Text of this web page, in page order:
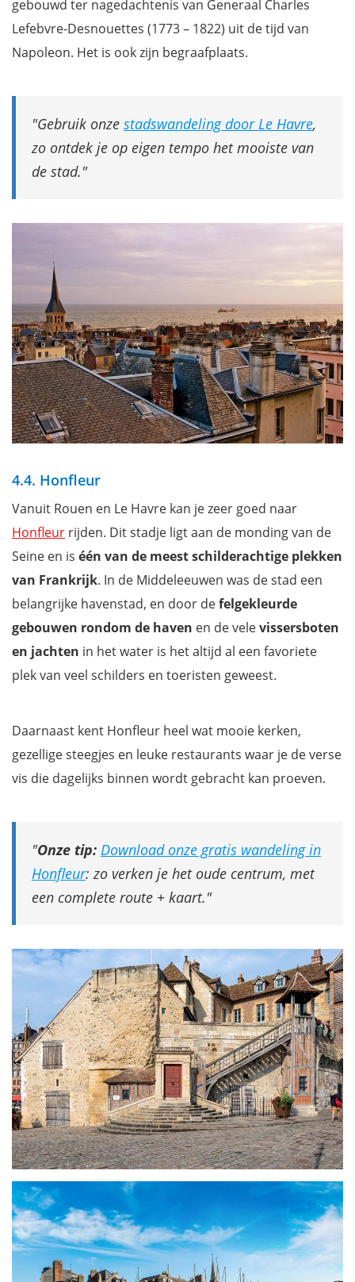
gebouwd ter nagedachtenis van Generaal Charles
Lefebvre-Desnouettes (1773 – 1822) uit de tijd van
Napoleon. Het is ook zijn begraafplaats.
Gebruik onze stadswandeling door Le Havre,
zo ontdek je op eigen tempo het mooiste van
de stad.
4.4. Honfleur
Vanuit Rouen en Le Havre kan je zeer goed naar
Honfleur rijden. Dit stadje ligt aan de monding van de
Seine en is één van de meest schilderachtige plekken
van Frankrijk. In de Middeleeuwen was de stad een
belangrijke havenstad, en door defelgekleurde
gebouwen rondom de haven en de velevissersboten
en jachten in het water is het altijd al een favoriete
plek van veel schilders en toeristen geweest.
Daarnaast kent Honfleur heel wat mooie kerken,
gezellige steegjes en leuke restaurants waar je de verse
vis die dagelijks binnen wordt gebracht kan proeven.
Onze tip: Download onze gratis wandeling in
Honfleur: zo verken je het oude centrum, met
een complete route + kaart.